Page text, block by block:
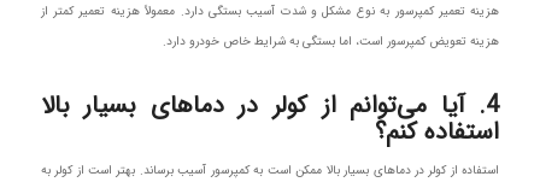
هزینه تعمیر کمپرسور به نوع مشکل و شدت آسیب بستگی دارد. معمولاً هزینه تعمیر کمتر از
هزینه تعویض کمپرسور است، اما بستگی به شرایط خاص خودرو دارد.
4. آیا می‌توانم از کولر در دماهای بسیار بالا
استفاده کنم؟
استفاده از کولر در دماهای بسیار بالا ممکن است به کمپرسور آسیب برساند. بهتر است از کولر به